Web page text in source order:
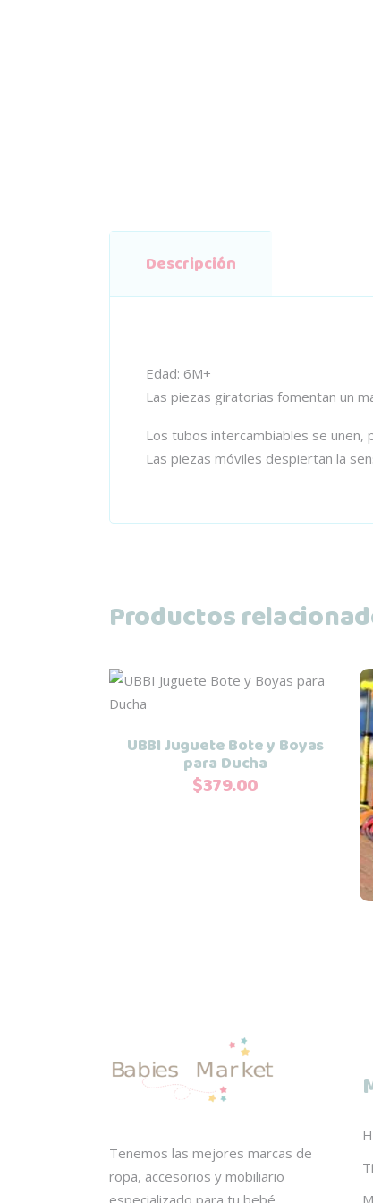
Descripción
Edad: 6M+
Las piezas giratorias fomentan un
Los tubos intercambiables se unen,
Las piezas móviles despiertan la
Productos
Añadir al carrito
UBBI Juguete Bote y Boyas
para Ducha
$379.00
Tenemos las mejores marcas de
ropa, accesorios y mobiliario
especializado para tu bebé.